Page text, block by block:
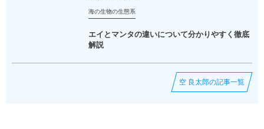
海の生物の生態系
エイとマンタの違いについて分かりやすく徹底
解説
空 良太郎の記事一覧